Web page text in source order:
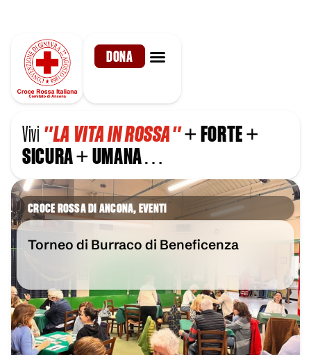
DONA
Vivi"LA VITA IN ROSSA"+FORTE+
SICURA+UMANA…
CROCE ROSSA DI ANCONA,EVENTI
Torneo di Burraco di Beneficenza